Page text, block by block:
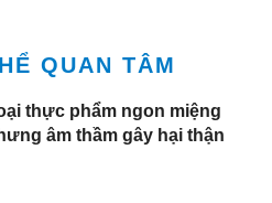
QUAN TÂM
thực phẩm ngon miệng
âm thầm gây hại thận